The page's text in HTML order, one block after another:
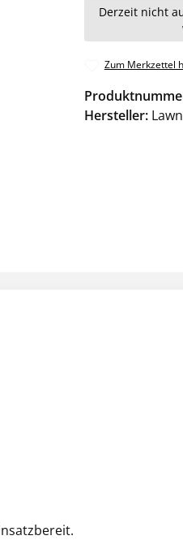
Derzeit nicht
Zum Merkzettel
Hersteller: